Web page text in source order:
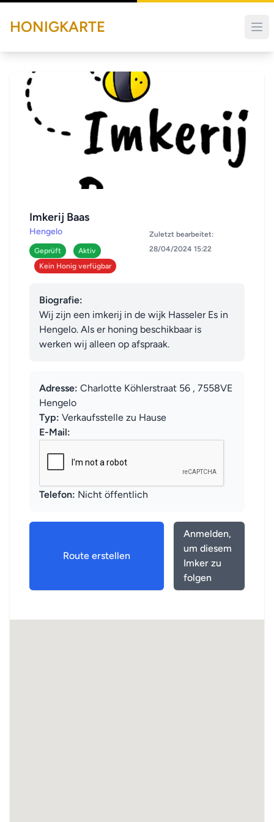
HONIGKARTE
Imkerij Baas
Hengelo
Geprüft
Aktiv
Kein Honig verfügbar
Zuletzt bearbeitet:
28/04/2024 15:22
Biografie:
Wij zijn een imkerij in de wijk Hasseler Es in
Hengelo. Als er honing beschikbaar is
werken wij alleen op afspraak.
Adresse: Charlotte Köhlerstraat 56 , 7558VE
Hengelo
Typ: Verkaufsstelle zu Hause
E-Mail:
Telefon: Nicht öffentlich
Route erstellen
Anmelden,
um diesem
Imker zu
folgen